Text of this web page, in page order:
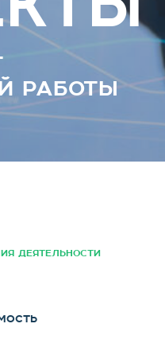
работы
деятельности